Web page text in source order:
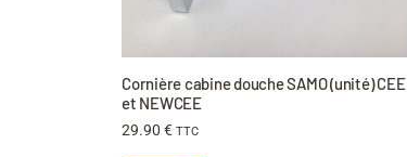
Cornière cabine douche SAMO (unité) CEE
et NEWCEE
29.90 € TTC